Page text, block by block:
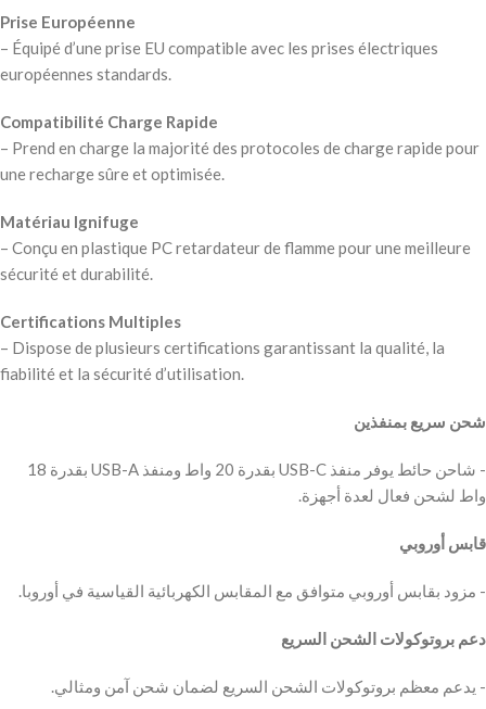
Prise Européenne
– Équipé d’une prise EU compatible avec les prises électriques
européennes standards.
Compatibilité Charge Rapide
– Prend en charge la majorité des protocoles de charge rapide pour
une recharge sûre et optimisée.
Matériau Ignifuge
– Conçu en plastique PC retardateur de flamme pour une meilleure
sécurité et durabilité.
Certifications Multiples
– Dispose de plusieurs certifications garantissant la qualité, la
fiabilité et la sécurité d’utilisation.
شحن سريع بمنفذين
‫- شاحن حائط يوفر منفذ USB-C بقدرة 20 واط ومنفذ USB-A بقدرة 18
واط لشحن فعال لعدة أجهزة.
قابس أوروبي
‫- مزود بقابس أوروبي متوافق مع المقابس الكهربائية القياسية في أوروبا.
دعم بروتوكولات الشحن السريع
‫- يدعم معظم بروتوكولات الشحن السريع لضمان شحن آمن ومثالي.